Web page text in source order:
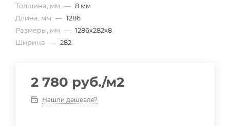
Толщина, мм — 8 мм
Длина, мм — 1286
Размеры, мм — 1286x282x8
Ширина — 282
2 780 руб./м2
Нашли дешевле?